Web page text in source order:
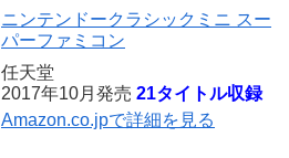
ニンテンドークラシックミニ スー
パーファミコン
任天堂
2017年10月発売 21タイトル収録
Amazon.co.jpで詳細を見る